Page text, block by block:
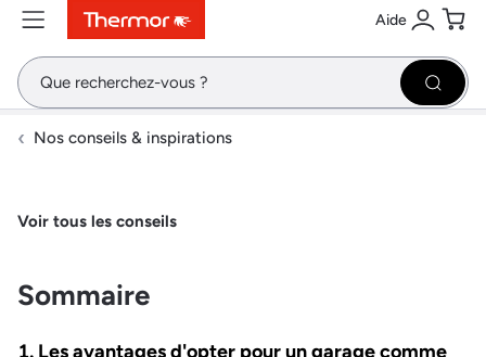
ContenuMenuRecherche Aide
Se
Nos conseils & inspirations
Voir tous les conseils
Sommaire
Les avantages d'opter pour un garage comme